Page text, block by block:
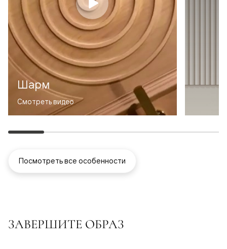
Шарм
Смотреть видео
Посмотреть все особенности
ЗАВЕРШИТЕ ОБРАЗ